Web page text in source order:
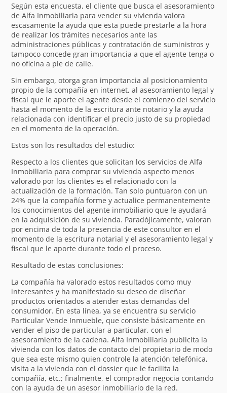
Según esta encuesta, el cliente que busca el asesoramiento
de Alfa Inmobiliaria para vender su vivienda valora
escasamente la ayuda que esta puede prestarle a la hora
de realizar los trámites necesarios ante las
administraciones públicas y contratación de suministros y
tampoco concede gran importancia a que el agente tenga o
no oficina a pie de calle.
Sin embargo, otorga gran importancia al posicionamiento
propio de la compañía en internet, al asesoramiento legal y
fiscal que le aporte el agente desde el comienzo del servicio
hasta el momento de la escritura ante notario y la ayuda
relacionada con identificar el precio justo de su propiedad
en el momento de la operación.
Estos son los resultados del estudio:
Respecto a los clientes que solicitan los servicios de Alfa
Inmobiliaria para comprar su vivienda aspecto menos
valorado por los clientes es el relacionado con la
actualización de la formación. Tan solo puntuaron con un
24% que la compañía forme y actualice permanentemente
los conocimientos del agente inmobiliario que le ayudará
en la adquisición de su vivienda. Paradójicamente, valoran
por encima de toda la presencia de este consultor en el
momento de la escritura notarial y el asesoramiento legal y
fiscal que le aporte durante todo el proceso.
Resultado de estas conclusiones:
La compañía ha valorado estos resultados como muy
interesantes y ha manifestado su deseo de diseñar
productos orientados a atender estas demandas del
consumidor. En esta línea, ya se encuentra su servicio
Particular Vende Inmueble, que consiste básicamente en
vender el piso de particular a particular, con el
asesoramiento de la cadena. Alfa Inmobiliaria publicita la
vivienda con los datos de contacto del propietario de modo
que sea este mismo quien controle la atención telefónica,
visita a la vivienda con el dossier que le facilita la
compañía, etc.; finalmente, el comprador negocia contando
con la ayuda de un asesor inmobiliario de la red.